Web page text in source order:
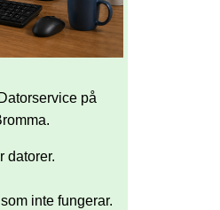
på
datorer.
inte fungerar.